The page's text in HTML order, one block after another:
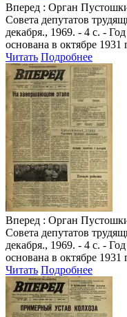
Вперед : Орган
Совета депутатов
декабря., 1969. - 4 с. -
основана в октябре 1931
Читать Подробнее
Вперед : Орган
Совета депутатов
декабря., 1969. - 4 с. -
основана в октябре 1931
Читать Подробнее